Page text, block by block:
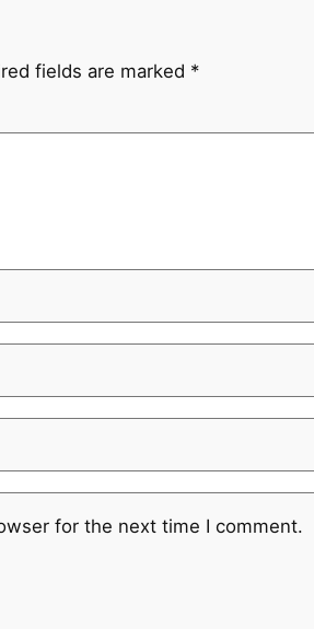
fields are marked *
for the next time I comment.